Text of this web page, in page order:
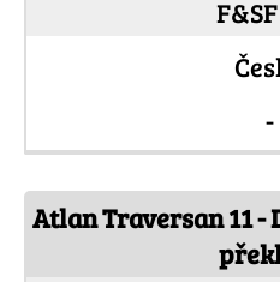
-
Atlan Traversan 11 -